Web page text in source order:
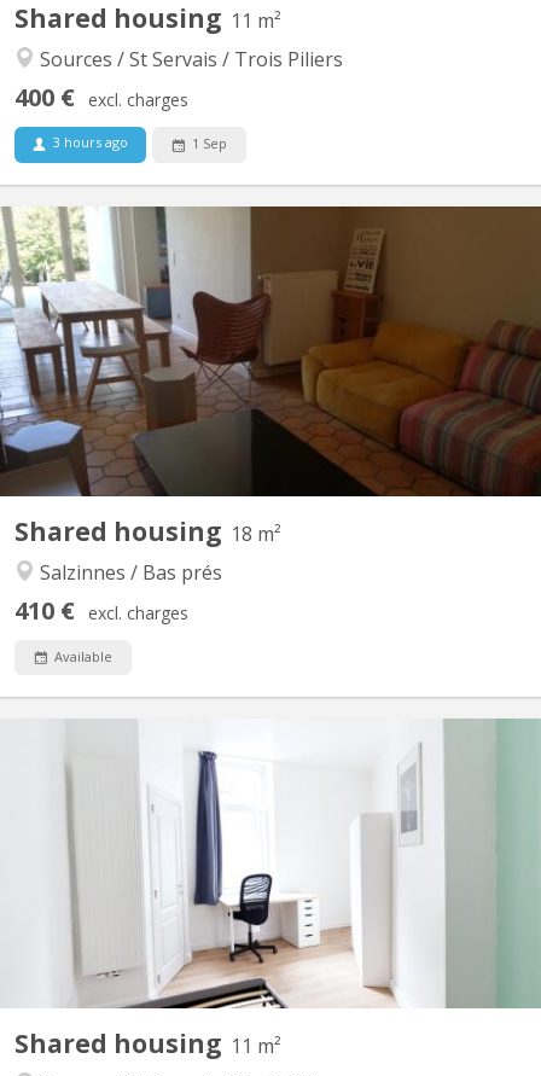
Shared housing 11 m²
Sources / St Servais / Trois Piliers
400 € excl. charges
3 hours ago 1 Sep
Shared housing 18 m²
Salzinnes / Bas prés
410 € excl. charges
Available
🙋‍♀️ Colocation 2 chambres disponibles à Namur (Salzinnes) –
Pour jeunes travailleurs & étudiants 📍 Namur - Salzinnes 📅
Disponible à partir du 1er septembre 2025 🔗 Infos + visites
virtuelles : 📩 Contact par message privé 🏡 À propos de la
maison Spacieuse maison de maître entièrement rénovée,...
Shared housing 11 m²
Disponible à partir de septembre 2026 Belle chambre lumineuse
de 11 m² (chambre 1, au rez de chaussée) à louer dans une
maison entièrement rénovée en 2024, au 68 rue Saint-Donat à
personnes, parquet au sol, PEB C. La chambre est entièrement...